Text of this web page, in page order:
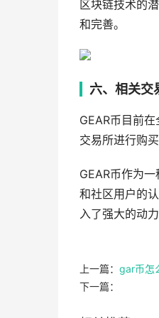
区块链技术的
和完善。
六、相关交
GEAR币目前
交易所进行购
GEAR币作为
和社区用户的
入了强大的动
上一篇： gar币怎
下一篇：